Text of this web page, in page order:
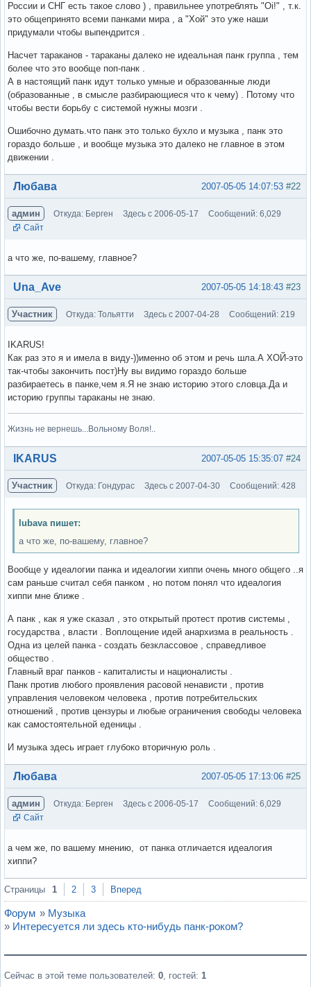
России и СНГ есть такое слово ) , правильнее употреблять "Oi!" , т.к.
это общепринято всеми панками мира , а "Хой" это уже наши
придумали чтобы выпендрится .
Насчет тараканов - тараканы далеко не идеальная панк группа , тем
более что это вообще поп-панк .
А в настоящий панк идут только умные и образованные люди
(образованные , в смысле разбирающиеся что к чему) . Потому что
чтобы вести борьбу с системой нужны мозги .
Ошибочно думать.что панк это только бухло и музыка , панк это
гораздо больше , и вообще музыка это далеко не главное в этом
движении .
Вне форума #22
2007-05-05 14:07:53
Любава
админ Откуда: Берген Здесь с 2006-05-17
Сообщений: 6,029
Сайт
а что же, по-вашему, главное?
Вне форума #23
2007-05-05 14:18:43
Una_Ave
Участник Откуда: Тольятти Здесь с 2007-04-28 Сообщений: 219
IKARUS!
Как раз это я и имела в виду-))именно об этом и речь шла.А ХОЙ-это
так-чтобы закончить пост)Ну вы видимо гораздо больше
разбираетесь в панке,чем я.Я не знаю историю этого словца.Да и
историю группы тараканы не знаю.
Жизнь не вернешь...Вольному Воля!..
Вне форума #24
2007-05-05 15:35:07
IKARUS
Участник Откуда: Гондурас Здесь с 2007-04-30 Сообщений: 428
lubava пишет:
а что же, по-вашему, главное?
Вообще у идеалогии панка и идеалогии хиппи очень много общего ..я
сам раньше считал себя панком , но потом понял что идеалогия
хиппи мне ближе .
А панк , как я уже сказал , это открытый протест против системы ,
государства , власти . Воплощение идей анархизма в реальность .
Одна из целей панка - создать безклассовое , справедливое
общество .
Главный враг панков - капиталисты и националисты .
Панк против любого проявления расовой ненависти , против
управления человеком человека , против потребительских
отношений , против цензуры и любые ограничения свободы человека
как самостоятельной еденицы .
И музыка здесь играет глубоко вторичную роль .
Вне форума #25
2007-05-05 17:13:06
Любава
админ Откуда: Берген Здесь с 2006-05-17
Сообщений: 6,029
Сайт
а чем же, по вашему мнению, от панка отличается идеалогия
хиппи?
Вне форума
Страницы 1 2 3 Вперед
Форум » Музыка
» Интересуется ли здесь кто-нибудь панк-роком?
Сейчас в этой теме пользователей: 0 , гостей: 1